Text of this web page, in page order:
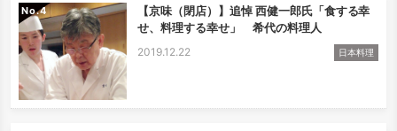
No.
【京味（閉店）】追悼 西健一郎氏「食する幸
せ、料理する幸せ」 希代の料理人
2019.12.22 日本料理